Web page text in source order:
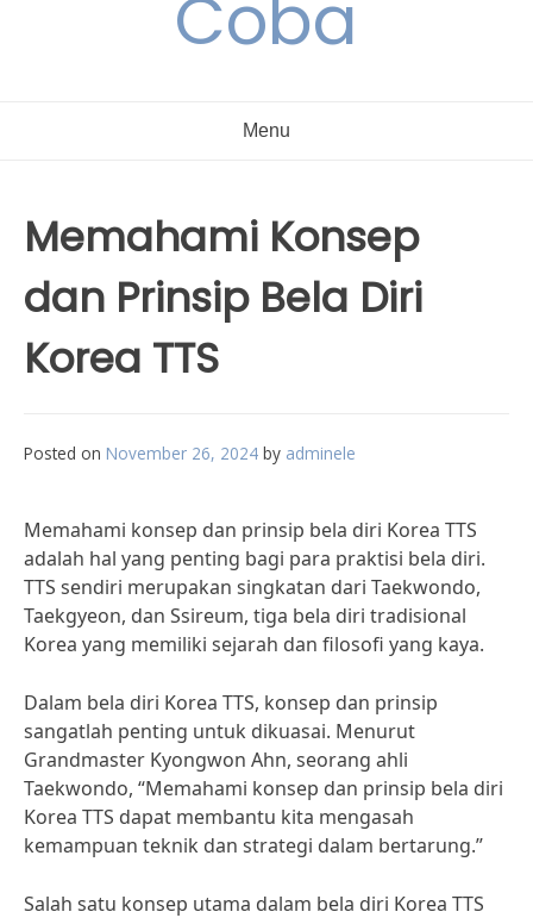
Coba
Menu
Memahami Konsep
dan Prinsip Bela Diri
Korea TTS
Posted on November 26, 2024 by adminele
Memahami konsep dan prinsip bela diri Korea TTS
adalah hal yang penting bagi para praktisi bela diri.
TTS sendiri merupakan singkatan dari Taekwondo,
Taekgyeon, dan Ssireum, tiga bela diri tradisional
Korea yang memiliki sejarah dan filosofi yang kaya.
Dalam bela diri Korea TTS, konsep dan prinsip
sangatlah penting untuk dikuasai. Menurut
Grandmaster Kyongwon Ahn, seorang ahli
Taekwondo, “Memahami konsep dan prinsip bela diri
Korea TTS dapat membantu kita mengasah
kemampuan teknik dan strategi dalam bertarung.”
Salah satu konsep utama dalam bela diri Korea TTS